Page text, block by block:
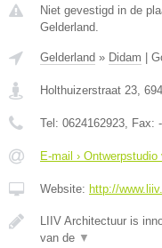
Niet gevestigd in de
Gelderland.
Gelderland » Didam
Holthuizerstraat 23,
Tel: 0624162923, Fax: -
E-mail ›
Website: http://
LIIV Architectuur is
van de ▼